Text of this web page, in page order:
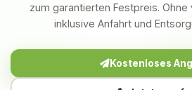
zum garantierten Festpreis.
inklusive Anfahrt und
Kostenloses